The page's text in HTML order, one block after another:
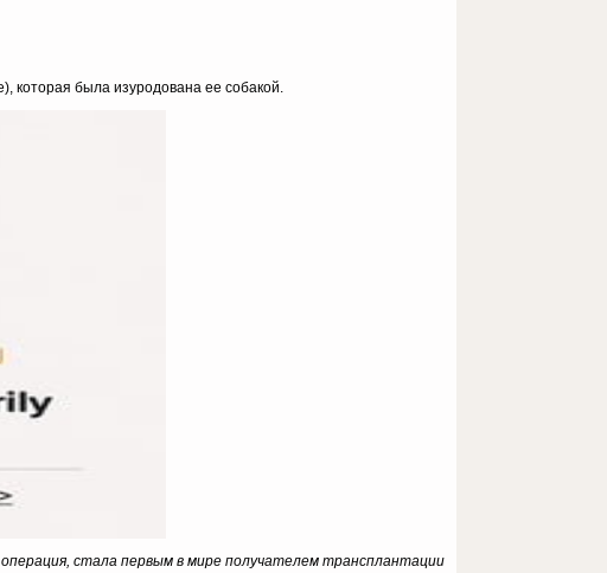
которая была изуродована ее собакой.
стала первым в мире получателем трансплантации